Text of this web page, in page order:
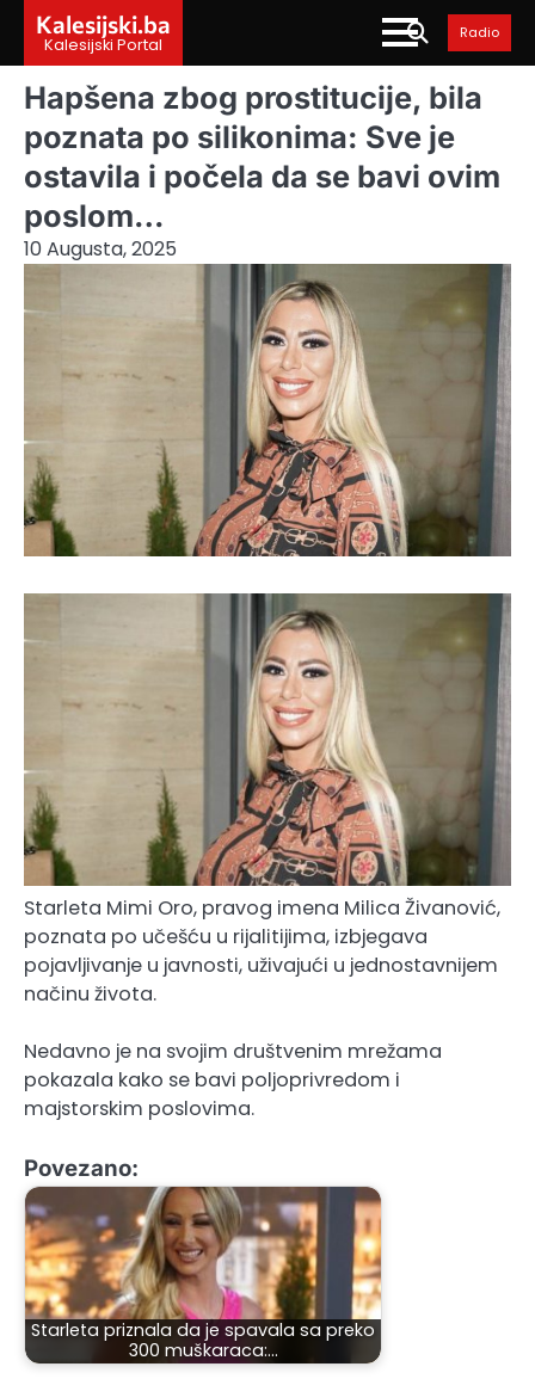
content
Kalesijski.ba
Kalesijski Portal
Radio
Hapšena zbog prostitucije, bila
poznata po silikonima: Sve je
ostavila i počela da se bavi ovim
poslom…
10 Augusta, 2025
Starleta Mimi Oro, pravog imena Milica Živanović,
poznata po učešću u rijalitijima, izbjegava
pojavljivanje u javnosti, uživajući u jednostavnijem
načinu života.
Nedavno je na svojim društvenim mrežama
pokazala kako se bavi poljoprivredom i
majstorskim poslovima.
Povezano:
Starleta priznala da je spavala sa preko
300 muškaraca:…